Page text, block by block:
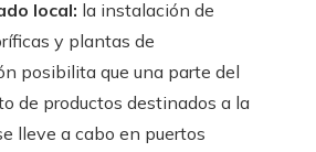
local: la instalación de
y plantas de
posibilita que una parte del
de productos destinados a la
lleve a cabo en puertos